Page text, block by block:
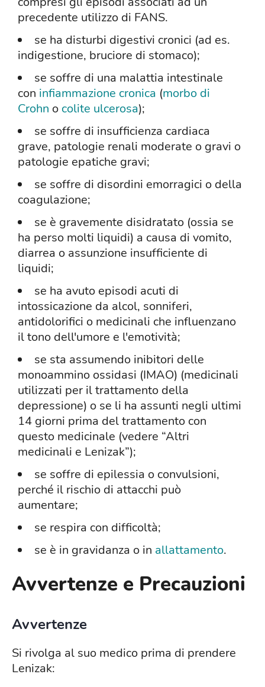
precedente utilizzo di FANS.
se ha disturbi digestivi cronici (ad es.
indigestione, bruciore di stomaco);
se soffre di una malattia intestinale
con infiammazione cronica (morbo di
Crohn o colite ulcerosa);
se soffre di insufficienza cardiaca
grave, patologie renali moderate o gravi o
patologie epatiche gravi;
se soffre di disordini emorragici o della
coagulazione;
se è gravemente disidratato (ossia se
ha perso molti liquidi) a causa di vomito,
diarrea o assunzione insufficiente di
liquidi;
se ha avuto episodi acuti di
intossicazione da alcol, sonniferi,
antidolorifici o medicinali che influenzano
il tono dell'umore e l'emotività;
se sta assumendo inibitori delle
monoammino ossidasi (IMAO) (medicinali
utilizzati per il trattamento della
depressione) o se li ha assunti negli ultimi
14 giorni prima del trattamento con
questo medicinale (vedere “Altri
medicinali e Lenizak”);
se soffre di epilessia o convulsioni,
perché il rischio di attacchi può
aumentare;
se respira con difficoltà;
se è in gravidanza o in allattamento.
Avvertenze e Precauzioni
Avvertenze
Si rivolga al suo medico prima di prendere
Lenizak: